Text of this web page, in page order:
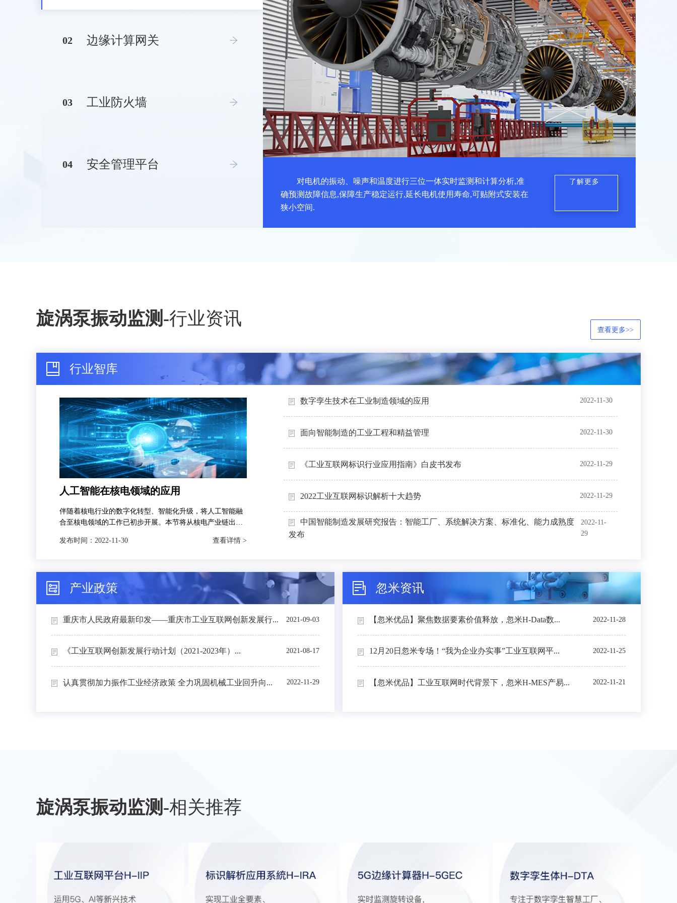
02 边缘计算网关
03 工业防火墙
04 安全管理平台
对电机的振动、噪声和温度进行三位一体实时监测和计算分析,准
确预测故障信息,保障生产稳定运行,延长电机使用寿命,可贴附式安装在
狭小空间.
了解更多
旋涡泵振动监测 -行业资讯
查看更多>>
行业智库
人工智能在核电领域的应用
伴随着核电行业的数字化转型、智能化升级，将人工智能融
合至核电领域的工作已初步开展。本节将从核电产业链出
和智能运维4个场景下的典型应用进行介绍。
发布时间： 2022-11-30 查看详情 >
数字孪生技术在工业制造领域的应用 2022-11-30
面向智能制造的工业工程和精益管理 2022-11-30
《工业互联网标识行业应用指南》白皮书发布 2022-11-29
2022工业互联网标识解析十大趋势 2022-11-29
中国智能制造发展研究报告：智能工厂、系统解决方案、标准化、能力成熟度
发布
2022-11-
29
产业政策
重庆市人民政府最新印发——重庆市工业互联网创新发展行... 2021-09-03
《工业互联网创新发展行动计划（2021-2023年）... 2021-08-17
认真贯彻加力振作工业经济政策 全力巩固机械工业回升向... 2022-11-29
忽米资讯
【忽米优品】聚焦数据要素价值释放，忽米H-Data数... 2022-11-28
12月20日忽米专场！“我为企业办实事”工业互联网平... 2022-11-25
【忽米优品】工业互联网时代背景下，忽米H-MES产易... 2022-11-21
旋涡泵振动监测 -相关推荐